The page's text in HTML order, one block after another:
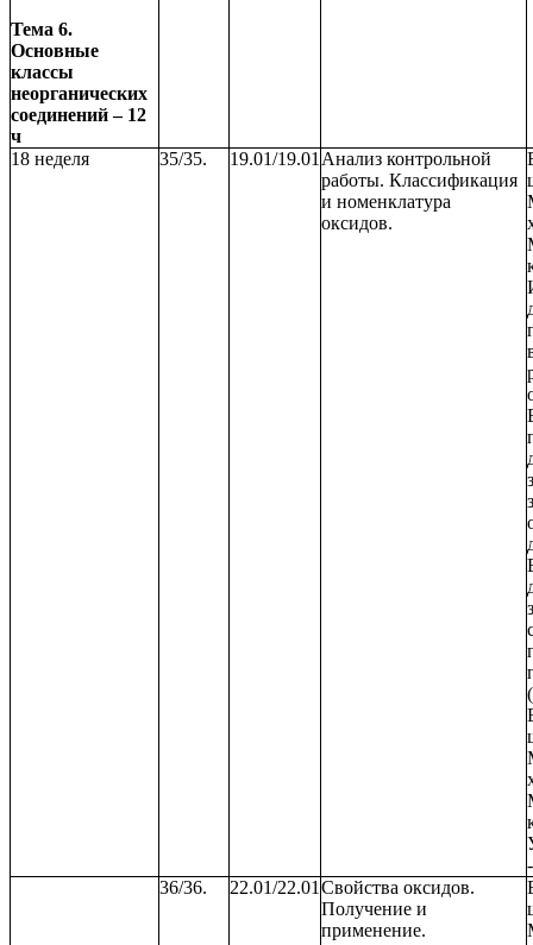
Тема 6.
Основные
классы
неорганических
соединений – 12
ч
18 неделя
35/35. 19.01/19.01 Анализ контрольной
работы. Классификация
и номенклатура
оксидов.
36/36.
22.01/22.01 Свойства оксидов.
Получение и
применение.